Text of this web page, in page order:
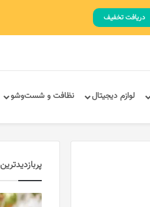
دریافت تخفیف
لوازم دیجیتال نظافت و شست‌وشو